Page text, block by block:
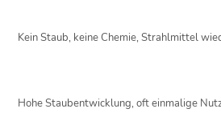
Kein Staub, keine Chemie, Strahlmittel
Hohe Staubentwicklung, oft einmalige